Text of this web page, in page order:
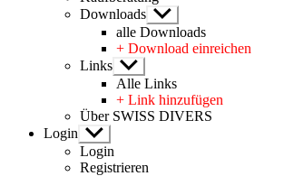
Downloads Untermenü
anzeigen
alle Downloads
+ Download einreichen
Links Untermenü
anzeigen
Alle Links
+ Link hinzufügen
Über SWISS DIVERS
Login Untermenü
anzeigen
Login
Registrieren